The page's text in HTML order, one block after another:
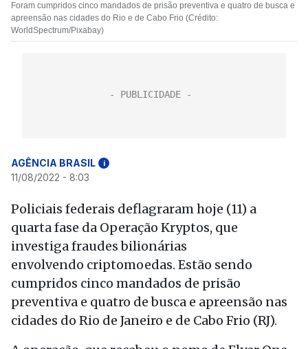
Foram cumpridos cinco mandados de prisão preventiva e quatro de busca e
apreensão nas cidades do Rio e de Cabo Frio (Crédito:
WorldSpectrum/Pixabay)
AGÊNCIA BRASIL i
11/08/2022 - 8:03
Policiais federais deflagraramhoje (11) a
quarta fase da Operação Kryptos, que
investiga fraudes bilionárias
envolvendo criptomoedas. Estão sendo
cumpridos cinco mandados de prisão
preventiva e quatro de busca e apreensão nas
cidades do Rio de Janeiro e de Cabo Frio (RJ).